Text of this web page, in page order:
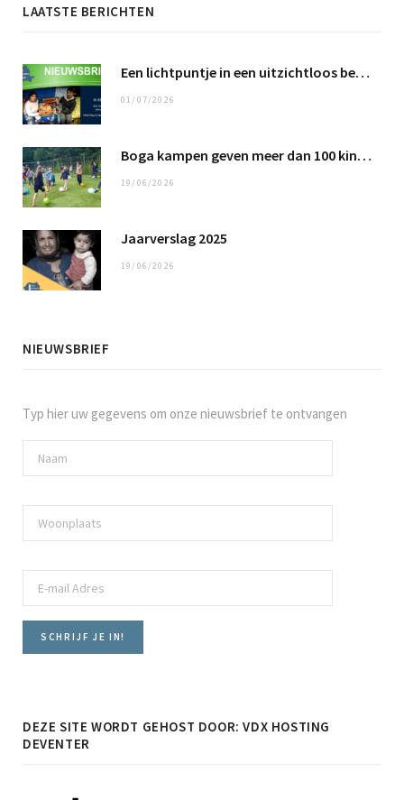
LAATSTE BERICHTEN
Een lichtpuntje in een uitzichtloos bestaan …
01/07/2026
Boga kampen geven meer dan 100 kinderen een fantastische tijd
19/06/2026
Jaarverslag 2025
19/06/2026
NIEUWSBRIEF
Typ hier uw gegevens om onze nieuwsbrief te ontvangen
DEZE SITE WORDT GEHOST DOOR: VDX HOSTING
DEVENTER